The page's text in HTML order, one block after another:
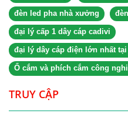
đèn led pha nhà xưởng
đại lý cấp 1 dây cáp cadivi
đại lý dây cáp điện lớn nhất
Ổ cắm và phích cắm công
TRUY CẬP